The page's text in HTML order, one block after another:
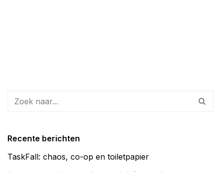
Recente berichten
TaskFall: chaos, co-op en toiletpapier